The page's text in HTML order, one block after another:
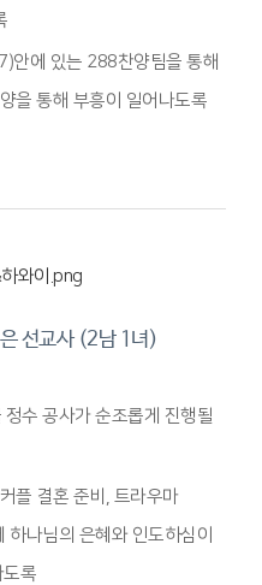
안에 있는 288찬양팀을 통해
을 통해 부흥이 일어나도록
선교사 (2남 1녀)
수 공사가 순조롭게 진행될
플 결혼 준비, 트라우마
나님의 은혜와 인도하심이
도록